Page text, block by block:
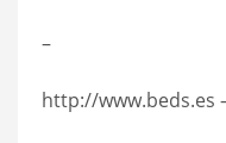
–
http://www.beds.es